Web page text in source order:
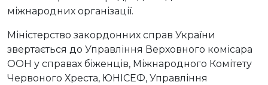
міжнародних організації.
Міністерство закордонних справ України
звертається до Управління Верховного комісара
ООН у справах біженців, Міжнародного Комітету
Червоного Хреста, ЮНІСЕФ, Управління